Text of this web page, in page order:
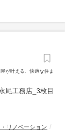
が叶える、快適な住ま
リノベーション